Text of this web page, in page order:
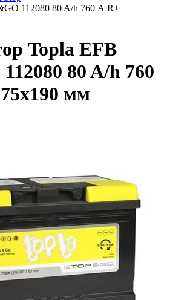
112080 80 A/h 760 А R+
Topla EFB
80 A/h 760
мм